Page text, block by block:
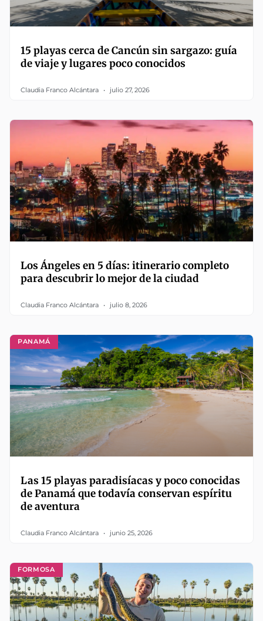
15 playas cerca de Cancún sin sargazo: guía
de viaje y lugares poco conocidos
Claudia Franco Alcántara julio 27, 2026
Los Ángeles en 5 días: itinerario completo
para descubrir lo mejor de la ciudad
Claudia Franco Alcántara julio 8, 2026
PANAMÁ
Las 15 playas paradisíacas y poco conocidas
de Panamá que todavía conservan espíritu
de aventura
Claudia Franco Alcántara junio 25, 2026
FORMOSA